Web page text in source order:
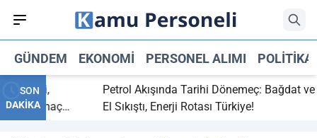
GÜNDEM EKONOMI PERSONEL ALIMI POLITIKA
SON
DAKİKA
bitti,
maç
Petrol Akışında Tarihi Dönemeç: Bağdat ve Erbil
El Sıkıştı, Enerji Rotası Türkiye!